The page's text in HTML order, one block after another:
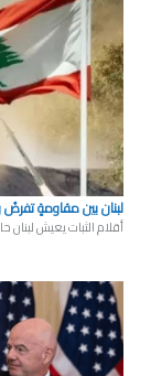
لبنان بين مقاومةٍ
أقلام الثبات يعيش لبنان